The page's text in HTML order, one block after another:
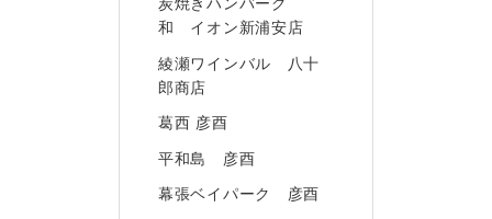
和 イオン新浦安店
綾瀬ワインバル 八十
郎商店
葛西 彦酉
平和島 彦酉
幕張ベイパーク 彦酉